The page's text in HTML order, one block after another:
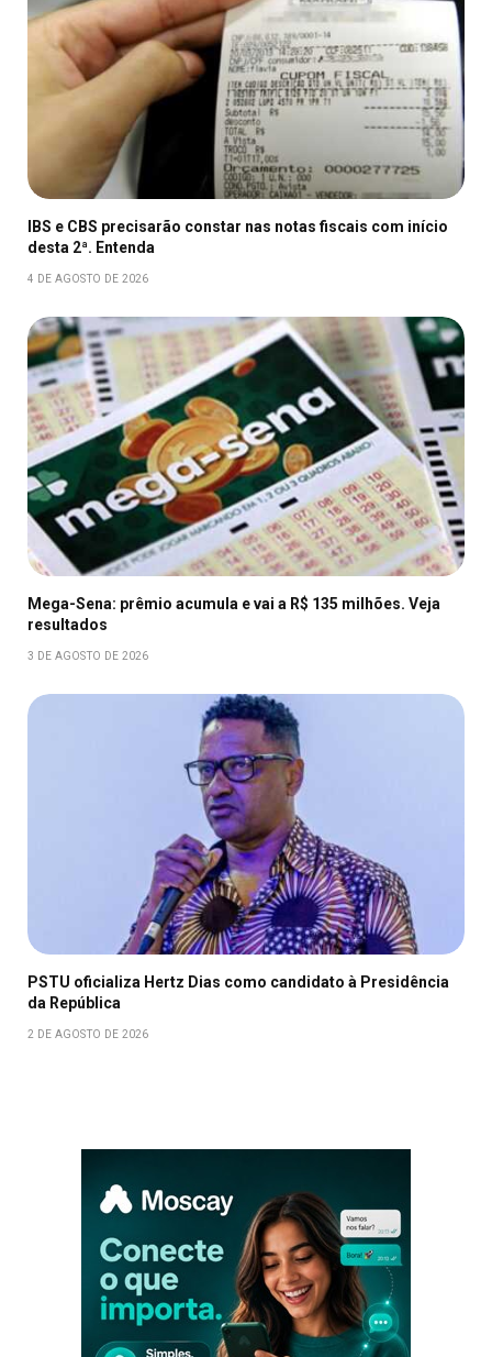
IBS e CBS precisarão constar nas notas fiscais com início
desta 2ª. Entenda
4 DE AGOSTO DE 2026
Mega-Sena: prêmio acumula e vai a R$ 135 milhões. Veja
resultados
3 DE AGOSTO DE 2026
PSTU oficializa Hertz Dias como candidato à Presidência
da República
2 DE AGOSTO DE 2026